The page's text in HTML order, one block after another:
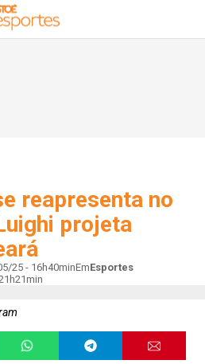
reapresenta no
projeta
25 - 16h40minEmEsportes